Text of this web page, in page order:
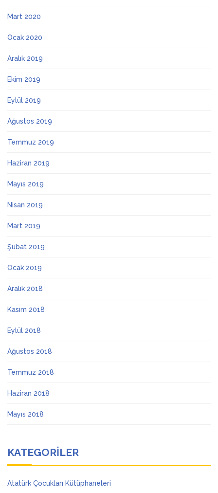
Mart 2020
Ocak 2020
Aralık 2019
Ekim 2019
Eylül 2019
Ağustos 2019
Temmuz 2019
Haziran 2019
Mayıs 2019
Nisan 2019
Mart 2019
Şubat 2019
Ocak 2019
Aralık 2018
Kasım 2018
Eylül 2018
Ağustos 2018
Temmuz 2018
Haziran 2018
Mayıs 2018
KATEGORILER
Atatürk Çocukları Kütüphaneleri